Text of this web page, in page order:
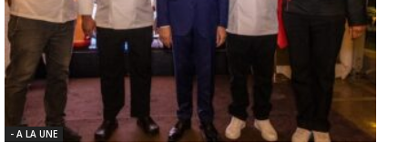
- A LA UNE